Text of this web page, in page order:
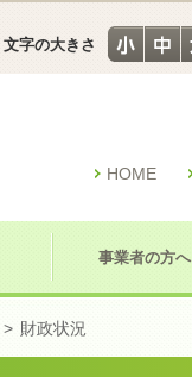
文字の大きさ
HOME
事業者の方へ
> 財政状況